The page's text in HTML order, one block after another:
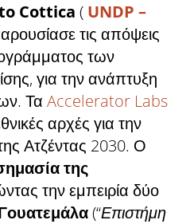
Cottica ( UNDP –
τις απόψεις
των
για την ανάπτυξη
Τα Accelerator Labs
αρχές για την
Ατζέντας 2030. Ο
της
την εμπειρία δύο
(“Επιστήμη